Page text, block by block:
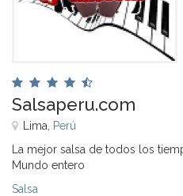
Salsaperu.com
Lima, Perú
La mejor salsa de todos los
Mundo entero
Salsa